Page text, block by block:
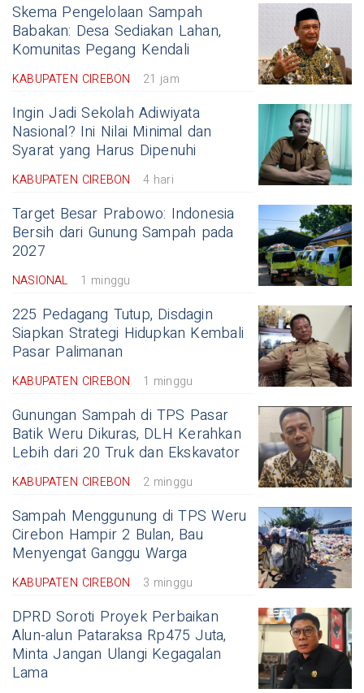
Skema Pengelolaan Sampah
Babakan: Desa Sediakan Lahan,
Komunitas Pegang Kendali
KABUPATEN CIREBON 21 jam
Ingin Jadi Sekolah Adiwiyata
Nasional? Ini Nilai Minimal dan
Syarat yang Harus Dipenuhi
KABUPATEN CIREBON 4 hari
Target Besar Prabowo: Indonesia
Bersih dari Gunung Sampah pada
2027
NASIONAL 1 minggu
225 Pedagang Tutup, Disdagin
Siapkan Strategi Hidupkan Kembali
Pasar Palimanan
KABUPATEN CIREBON 1 minggu
Gunungan Sampah di TPS Pasar
Batik Weru Dikuras, DLH Kerahkan
Lebih dari 20 Truk dan Ekskavator
KABUPATEN CIREBON 2 minggu
Sampah Menggunung di TPS Weru
Cirebon Hampir 2 Bulan, Bau
Menyengat Ganggu Warga
KABUPATEN CIREBON 3 minggu
DPRD Soroti Proyek Perbaikan
Alun-alun Pataraksa Rp475 Juta,
Minta Jangan Ulangi Kegagalan
Lama